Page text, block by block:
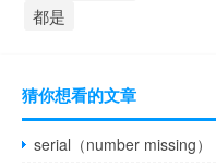
都是
猜你想看的文章
serial（number missing）